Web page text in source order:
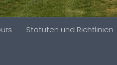
Statuten und Richtlinien